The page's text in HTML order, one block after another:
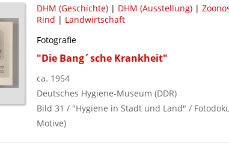
DHM (Geschichte)| DHM (Ausstellung)|
Rind | Landwirtschaft
Fotografie
"Die Bang´sche Krankheit"
ca. 1954
Deutsches Hygiene-Museum (DDR)
Bild 31 / "Hygiene in Stadt und Land" /
Motive)